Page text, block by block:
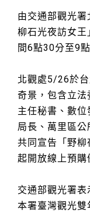
由交通部觀光
柳石光夜訪女
間6點30分至9
北觀處5/26於
奇景，包含立
主任秘書、數
局長、萬里區
共同宣告「野
起開放線上預
交通部觀光署
本署臺灣觀光